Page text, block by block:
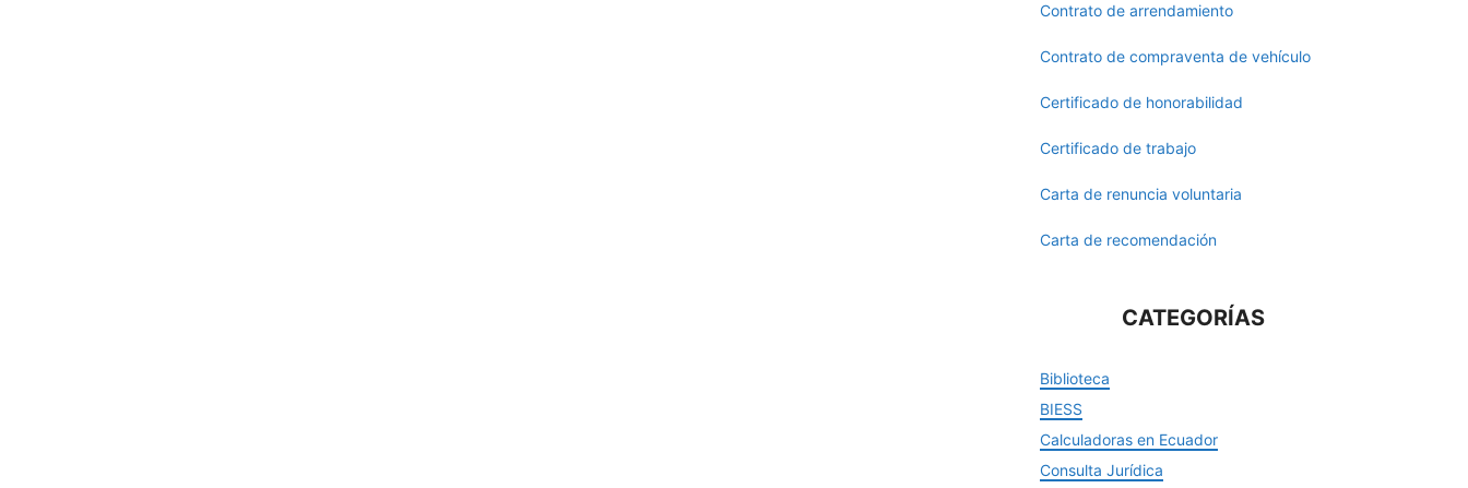
Contrato de arrendamiento
Contrato de compraventa de vehículo
Certificado de honorabilidad
Certificado de trabajo
Carta de renuncia voluntaria
Carta de recomendación
CATEGORÍAS
Biblioteca
BIESS
Calculadoras en Ecuador
Consulta Jurídica